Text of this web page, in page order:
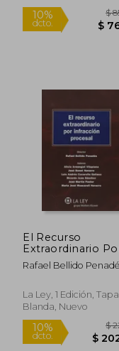
dcto.
El Recurso
Extraordinario
Infracción
(Monografías
Rafael Bellido
La Ley, 1 Edición, Tapa
Blanda, Nuevo